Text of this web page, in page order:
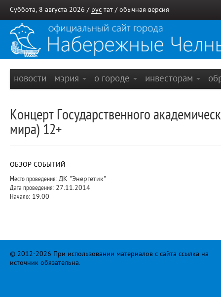
Суббота, 8 августа 2026 / рус тат / обычная версия
новости мэрия о городе инвесторам
Концерт Государственного
мира) 12+
ОБЗОР СОБЫТИЙ
Место проведения: ДК "Энергетик"
Дата проведения: 27.11.2014
Начало: 19.00
© 2012-2026 При использовании материалов с сайта ссылка на
источник обязательна.